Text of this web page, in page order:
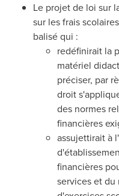
Le projet de loi sur
sur les frais
balisé qui :
redéfinirait la
matériel
préciser, par
droit
des normes
financières
assujettirait à
financières
services et du